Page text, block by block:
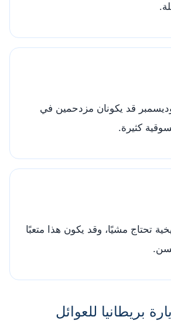
قد يكونان مزدحمين في
كثيرة.
تحتاج مشيًا، وقد يكون هذا متعبًا
بريطانيا للعوائل